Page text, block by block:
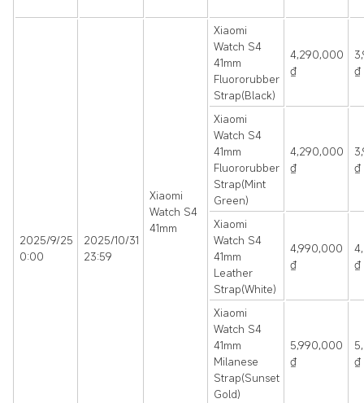
2025/9/25
0:00
2025/10/31
23:59
Xiaomi
Watch S4
41mm
Xiaomi
Watch S4
41mm
Fluororubber
Strap(Black)
4,290,000
₫
₫
Xiaomi
Watch S4
41mm
Fluororubber
Strap(Mint
Green)
4,290,000
₫
₫
Xiaomi
Watch S4
41mm
Leather
Strap(White)
4,990,000
₫
₫
Xiaomi
Watch S4
41mm
Milanese
Strap(Sunset
Gold)
5,990,000
₫
₫